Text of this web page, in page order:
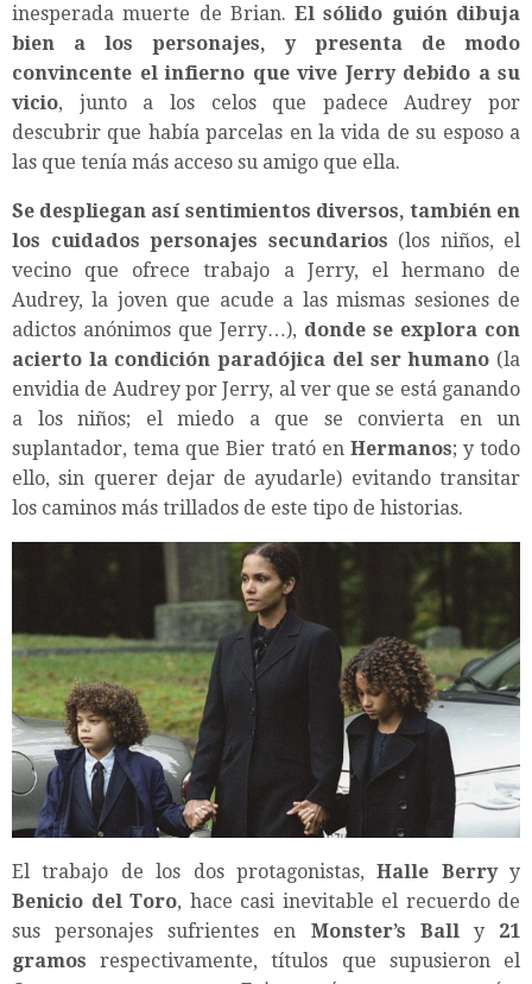
inesperada muerte de Brian.El sólido guión dibuja
bien a los personajes, y presenta de modo
convincente el infierno que vive Jerry debido a su
vicio, junto a los celos que padece Audrey por
descubrir que había parcelas en la vida de su esposo a
las que tenía más acceso su amigo que ella.
Se despliegan así sentimientos diversos, también en
los cuidados personajes secundarios (los niños, el
vecino que ofrece trabajo a Jerry, el hermano de
Audrey, la joven que acude a las mismas sesiones de
adictos anónimos que Jerry…), donde se explora con
acierto la condición paradójica del ser humano (la
envidia de Audrey por Jerry, al ver que se está ganando
a los niños; el miedo a que se convierta en un
suplantador, tema que Bier trató en Hermanos; y todo
ello, sin querer dejar de ayudarle) evitando transitar
los caminos más trillados de este tipo de historias.
El trabajo de los dos protagonistas,Halle Berryy
Benicio del Toro, hace casi inevitable el recuerdo de
sus personajes sufrientes en Monster’s Bally 21
gramos respectivamente, títulos que supusieron el